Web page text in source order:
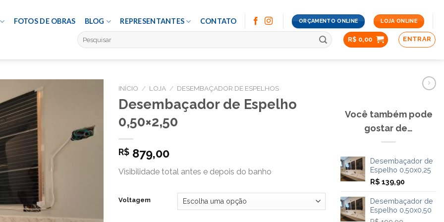
FOTOS DE OBRAS BLOG REPRESENTANTES CONTATO ORÇAMENTO ONLINE LOJA ONLINE
Pesquisar
por:
R$ 0,00 ENTRAR
INÍCIO / LOJA / DESEMBAÇADOR DE ESPELHOS
Desembaçador de Espelho
0,50×2,50
R$ 879,00
Visibilidade total antes e depois do banho
Voltagem
Você também pode
gostar de…
Desembaçador de
Espelho 0,50x0,25
R$ 139,90
Desembaçador de
Espelho 0,50x0,50